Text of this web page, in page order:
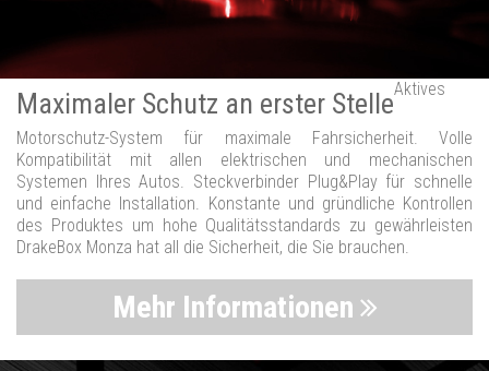
Maximaler Schutz an erster StelleAktives
Motorschutz-System für maximale Fahrsicherheit. Volle
Kompatibilität mit allen elektrischen und mechanischen
Systemen Ihres Autos. Steckverbinder Plug&Play für schnelle
und einfache Installation. Konstante und gründliche Kontrollen
des Produktes um hohe Qualitätsstandards zu gewährleisten
DrakeBox Monza hat all die Sicherheit, die Sie brauchen.
Mehr Informationen